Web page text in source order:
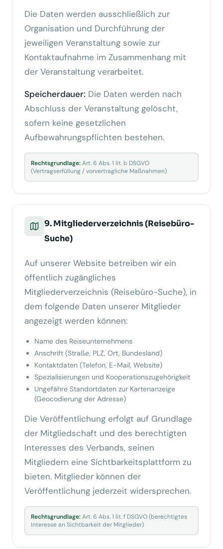
Die Daten werden ausschließlich zur
Organisation und Durchführung der
jeweiligen Veranstaltung sowie zur
Kontaktaufnahme im Zusammenhang mit
der Veranstaltung verarbeitet.
Speicherdauer: Die Daten werden nach
Abschluss der Veranstaltung gelöscht,
sofern keine gesetzlichen
Aufbewahrungspflichten bestehen.
Rechtsgrundlage:Art. 6 Abs. 1 lit. b DSGVO
(Vertragserfüllung / vorvertragliche Maßnahmen)
9. Mitgliederverzeichnis (Reisebüro-
Suche)
Auf unserer Website betreiben wir ein
öffentlich zugängliches
Mitgliederverzeichnis (Reisebüro-Suche), in
dem folgende Daten unserer Mitglieder
angezeigt werden können:
Name des Reiseunternehmens
Anschrift (Straße, PLZ, Ort, Bundesland)
Kontaktdaten (Telefon, E-Mail, Website)
Spezialisierungen und Kooperationszugehörigkeit
Ungefähre Standortdaten zur Kartenanzeige
(Geocodierung der Adresse)
Die Veröffentlichung erfolgt auf Grundlage
der Mitgliedschaft und des berechtigten
Interesses des Verbands, seinen
Mitgliedern eine Sichtbarkeitsplattform zu
bieten. Mitglieder können der
Veröffentlichung jederzeit widersprechen.
Rechtsgrundlage:Art. 6 Abs. 1 lit. f DSGVO (berechtigtes
Interesse an Sichtbarkeit der Mitglieder)